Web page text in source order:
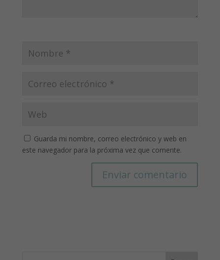
Guarda mi nombre, correo electrónico y web en
este navegador para la próxima vez que comente.